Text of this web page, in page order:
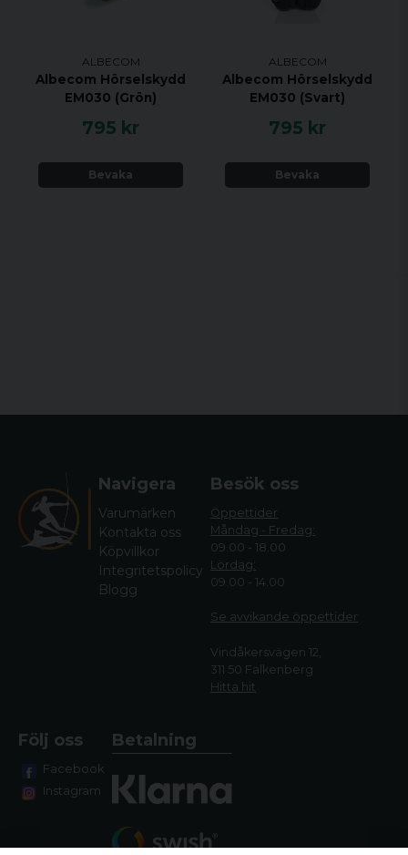
ALBECOM
Albecom Hörselskydd
EM030 (Grön)
795 kr
Bevaka
ALBECOM
Albecom Hörselskydd
EM030 (Svart)
795 kr
Bevaka
Navigera
Varumärken
Kontakta oss
Köpvillkor
Integritetspolicy
Blogg
Besök oss
Öppettider
Måndag - Fredag:
09.00 - 18.00
Lördag:
09.00 - 14.00
Se avvikande öppettider
Vindåkersvägen 12,
311 50 Falkenberg
Hitta hit
Följ oss
Facebook
Instagram
Betalning